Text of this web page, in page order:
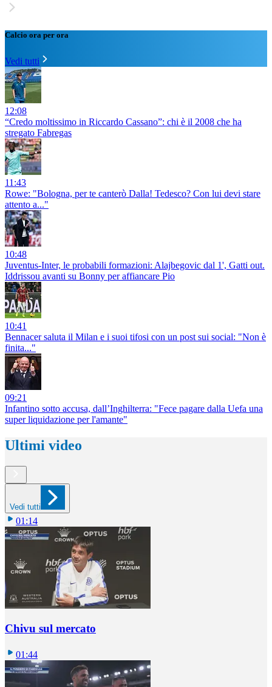
Calcio ora per ora
Vedi tutti
12:08
“Credo moltissimo in Riccardo Cassano”: chi è il 2008 che ha
stregato Fabregas
11:43
Rowe: "Bologna, per te canterò Dalla! Tedesco? Con lui devi stare
attento a..."
10:48
Juventus-Inter, le probabili formazioni: Alajbegovic dal 1', Gatti out.
Iddrissou avanti su Bonny per affiancare Pio
10:41
Bennacer saluta il Milan e i suoi tifosi con un post sui social: "Non è
finita..."
09:21
Infantino sotto accusa, dall’Inghilterra: "Fece pagare dalla Uefa una
super liquidazione per l'amante"
Ultimi video
Vedi tutti
01:14
Chivu sul mercato
01:44